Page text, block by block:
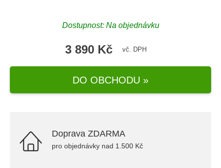
Dostupnost: Na objednávku
3 890 Kč vč. DPH
DO OBCHODU »
Doprava ZDARMA
pro objednávky nad 1.500 Kč